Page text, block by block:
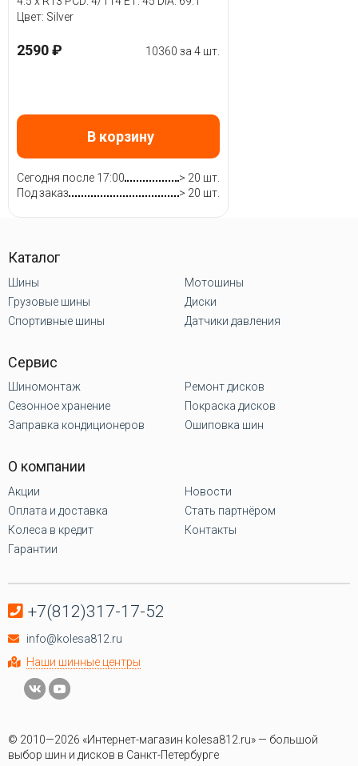
Цвет: Silver
2590 ₽ 10360 за 4 шт.
В корзину
Сегодня после 17:00
> 20 шт.
Под заказ
> 20 шт.
Каталог
Шины
Грузовые шины
Спортивные шины
Мотошины
Диски
Датчики давления
Сервис
Шиномонтаж
Сезонное хранение
Заправка кондиционеров
Ремонт дисков
Покраска дисков
Ошиповка шин
О компании
Акции
Оплата и доставка
Колеса в кредит
Гарантии
Новости
Стать партнёром
Контакты
+7(812)317-17-52
info@kolesa812.ru
Наши шинные центры
© 2010—2026 «Интернет-магазин kolesa812.ru» — большой
выбор шин и дисков в Санкт-Петербурге